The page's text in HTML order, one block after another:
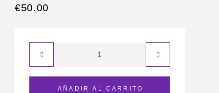
€50.00
AÑADIR AL CARRITO